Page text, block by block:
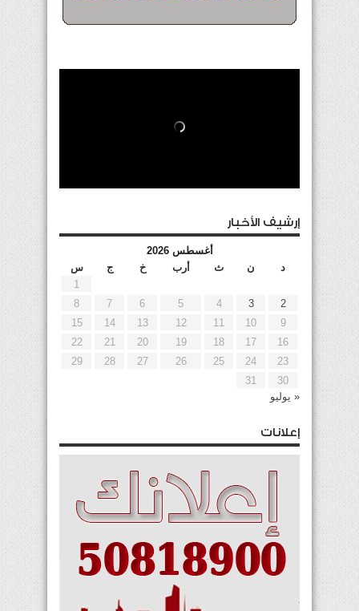
إرشيف الأخبار
أغسطس 2026
د
ن ث أرب خ ج
س
1
2
3
4
5
6
7
8
9
10
11
12
13
14
15
16
17
18
19
20
21
22
23
24
25
26
27
28
29
30
31
« يوليو
إعلانات